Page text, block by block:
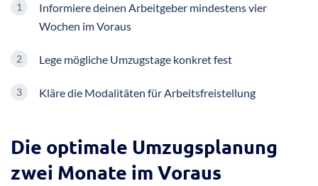
Informiere deinen Arbeitgeber mindestens vier
Wochen im Voraus
Lege mögliche Umzugstage konkret fest
Kläre die Modalitäten für Arbeitsfreistellung
Die optimale Umzugsplanung
zwei Monate im Voraus